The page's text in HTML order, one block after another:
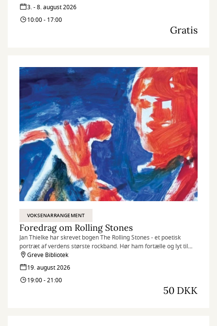
3. - 8. august 2026
10:00 - 17:00
Gratis
VOKSENARRANGEMENT
Foredrag om Rolling Stones
Jan Thielke har skrevet bogen The Rolling Stones - et poetisk
portræt af verdens største rockband. Hør ham fortælle og lyt til
sange fra deres LP'er, blandt andet det nye album: Foreign
Tongues.
Greve Bibliotek
19. august 2026
19:00 - 21:00
50 DKK